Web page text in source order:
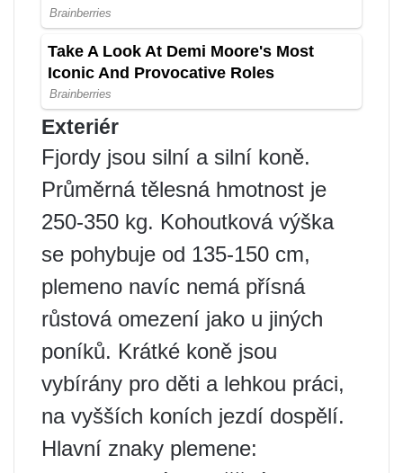
Exteriér
Fjordy jsou silní a silní koně.
Průměrná tělesná hmotnost je
250-350 kg. Kohoutková výška
se pohybuje od 135-150 cm,
plemeno navíc nemá přísná
růstová omezení jako u jiných
poníků. Krátké koně jsou
vybírány pro děti a lehkou práci,
na vyšších koních jezdí dospělí.
Hlavní znaky plemene: